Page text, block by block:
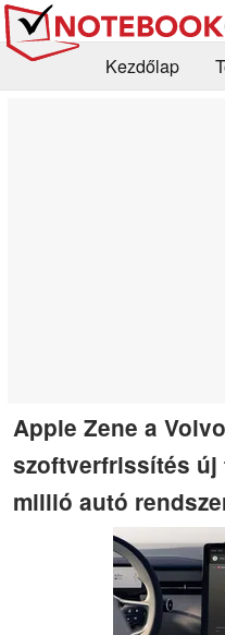
Kezdőlap
Apple Zene a
szoftverfrissítés
millió autó